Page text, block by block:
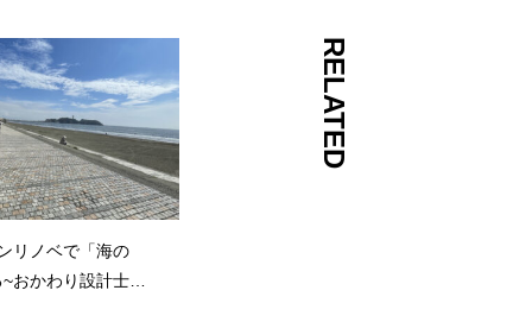
RELATED
リノベで「海の
おかわり設計士と